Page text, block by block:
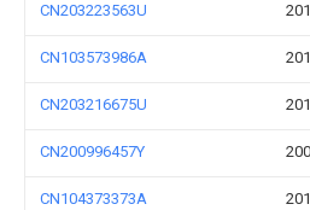
CN203223563U
CN103573986A
CN203216675U
CN200996457Y
CN104373373A